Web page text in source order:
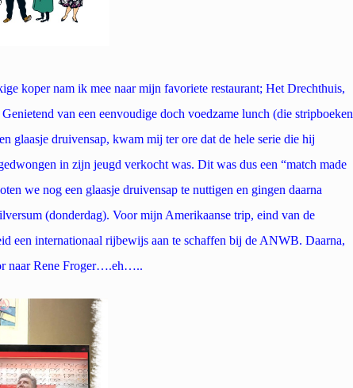
koper nam ik mee naar mijn favoriete restaurant; Het Drechthuis,
van een eenvoudige doch voedzame lunch (die stripboeken
glaasje druivensap, kwam mij ter ore dat de hele serie die hij
in zijn jeugd verkocht was. Dit was dus een “match made
we nog een glaasje druivensap te nuttigen en gingen daarna
(donderdag). Voor mijn Amerikaanse trip, eind van de
een internationaal rijbewijs aan te schaffen bij de ANWB. Daarna,
naar Rene Froger….eh…..